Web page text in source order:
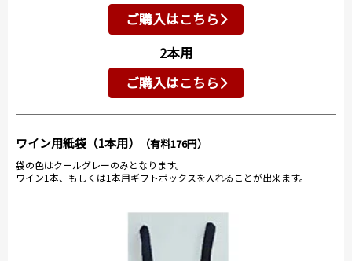
ご購入はこちら
2本用
ご購入はこちら
ワイン用紙袋（1本用） （有料176円）
袋の色はクールグレーのみとなります。
ワイン1本、もしくは1本用ギフトボックスを入れることが出来ます。